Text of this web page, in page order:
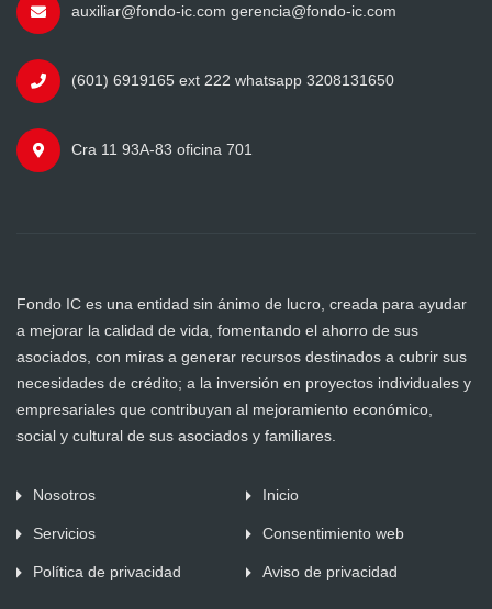
auxiliar@fondo-ic.com gerencia@fondo-ic.com
(601) 6919165 ext 222 whatsapp 3208131650
Cra 11 93A-83 oficina 701
Fondo IC es una entidad sin ánimo de lucro, creada para ayudar
a mejorar la calidad de vida, fomentando el ahorro de sus
asociados, con miras a generar recursos destinados a cubrir sus
necesidades de crédito; a la inversión en proyectos individuales y
empresariales que contribuyan al mejoramiento económico,
social y cultural de sus asociados y familiares.
Nosotros Inicio
Servicios Consentimiento web
Política de privacidad Aviso de privacidad